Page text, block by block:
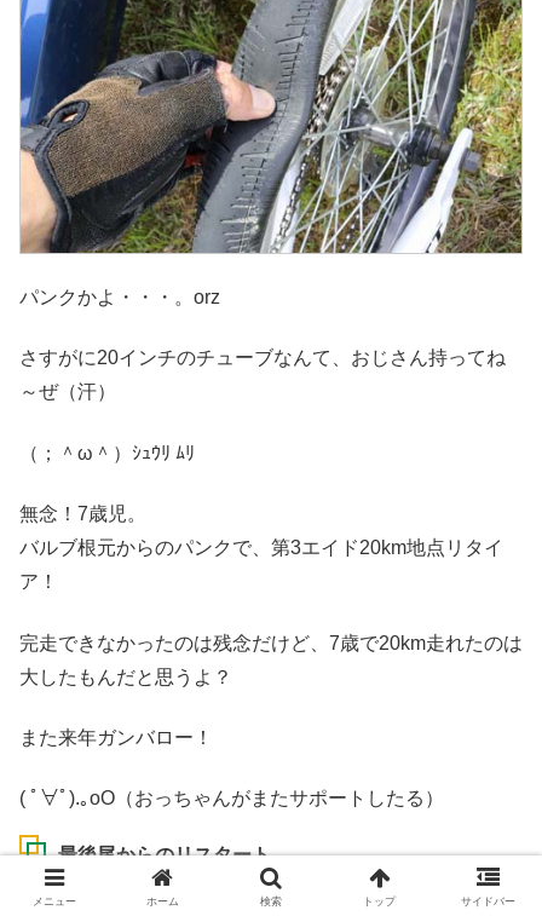
パンクかよ・・・。orz
さすがに20インチのチューブなんて、おじさん持ってね
～ぜ（汗）
（；＾ω＾）ｼｭｳﾘ ﾑﾘ
無念！7歳児。
バルブ根元からのパンクで、第3エイド20km地点リタイ
ア！
完走できなかったのは残念だけど、7歳で20km走れたのは
大したもんだと思うよ？
また来年ガンバロー！
( ﾟ∀ﾟ).｡oO（おっちゃんがまたサポートしたる）
最後尾からのリスタート
メニュー ホーム 検索 トップ サイドバー